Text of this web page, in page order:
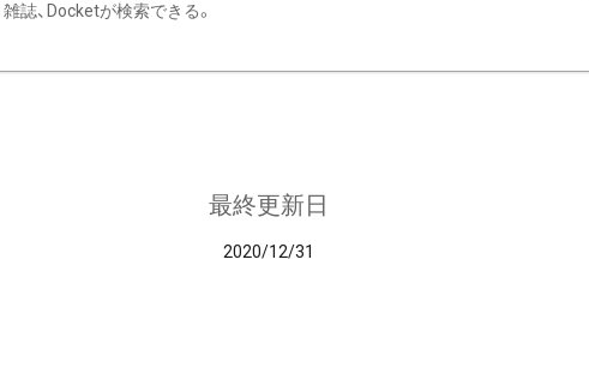
雑誌、Docketが検索できる。
最終更新日
2020/12/31